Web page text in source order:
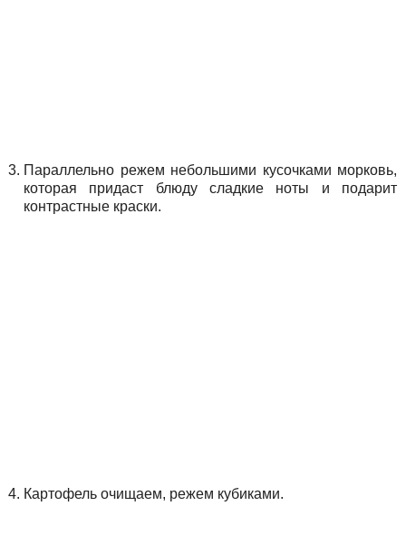
Параллельно режем небольшими кусочками морковь,
которая придаст блюду сладкие ноты и подарит
контрастные краски.
Картофель очищаем, режем кубиками.